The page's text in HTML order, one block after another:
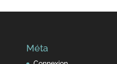
Méta